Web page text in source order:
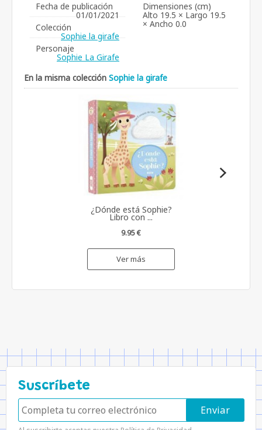
Fecha de publicación
01/01/2021
Colección
Sophie la girafe
Personaje
Sophie La Girafe
Dimensiones (cm)
Alto 19.5 × Largo 19.5
× Ancho 0.0
En la misma colección Sophie la girafe
¿Dónde está Sophie?
Libro con ...
9.95 €
Ver más
Suscríbete